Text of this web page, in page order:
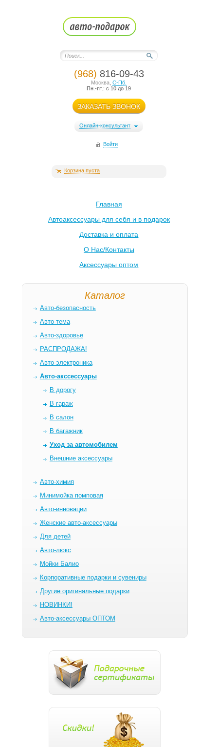
(968) 816-09-43
Москва ,С-Пб.
Пн.-пт.: с 10 до 19
ЗАКАЗАТЬ ЗВОНОК
Онлайн-консультант
Войти
Корзина пуста
Главная
Автоаксессуары для себя и в подарок
Доставка и оплата
О Нас/Контакты
Аксессуары оптом
Каталог
Авто-безопасность
Авто-тема
Авто-здоровье
РАСПРОДАЖА!
Авто-электроника
Авто-акссессуары
В дорогу
В гараж
В салон
В багажник
Уход за автомобилем
Внешние аксессуары
Авто-химия
Минимойка помповая
Авто-инновации
Женские авто-аксессуары
Для детей
Авто-люкс
Мойки Балио
Корпоративные подарки и сувениры
Другие оригинальные подарки
НОВИНКИ!
Авто-аксессуары ОПТОМ